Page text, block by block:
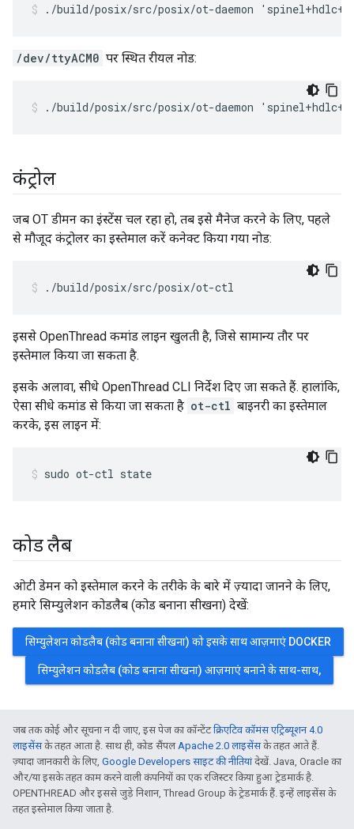
./build/posix/src/posix/ot-daemon
/dev/ttyACM0 पर स्थित रीयल नोड:
./build/posix/src/posix/ot-daemon
कंट्रोल
जब OT डीमन का इंस्टेंस चल रहा हो, तब इसे मैनेज करने के लिए, पहले
से मौजूद कंट्रोलर का इस्तेमाल करें कनेक्ट किया गया नोड:
./build/posix/src/posix/ot-ctl
इससे OpenThread कमांड लाइन खुलती है, जिसे सामान्य तौर पर
इस्तेमाल किया जा सकता है.
इसके अलावा, सीधे OpenThread CLI निर्देश दिए जा सकते हैं. हालांकि,
ऐसा सीधे कमांड से किया जा सकता है ot-ctl बाइनरी का इस्तेमाल
करके, इस लाइन में:
sudo ot-ctl state
कोड लैब
ओटी डेमन को इस्तेमाल करने के तरीके के बारे में ज़्यादा जानने के लिए,
हमारे सिम्युलेशन कोडलैब (कोड बनाना सीखना) देखें:
सिम्युलेशन कोडलैब (कोड बनाना सीखना) को इसके साथ आज़माएं DOCKER
सिम्युलेशन कोडलैब (कोड बनाना सीखना) आज़माएं बनाने के साथ-साथ,
जब तक कोई और सूचना न दी जाए, इस पेज का कॉन्टेंटक्रिएटिव कॉमंस एट्रिब्यूशन 4.0
लाइसेंसके तहत आता है. साथ ही, कोड सैंपल Apache 2.0 लाइसेंसके तहत आते हैं.
ज़्यादा जानकारी के लिए, Google Developers साइट की नीतियांदेखें. Java, Oracle का
और/या इसके तहत काम करने वाली कंपनियों का एक रजिस्टर किया हुआ ट्रेडमार्क है.
OPENTHREAD और इससे जुड़े निशान, Thread Group के ट्रेडमार्क हैं. इन्हें लाइसेंस के
तहत इस्तेमाल किया जाता है.